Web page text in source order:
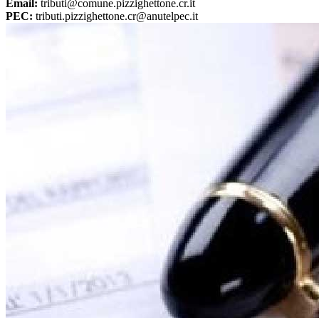
Email: tributi@comune.pizzighettone.cr.it
PEC: tributi.pizzighettone.cr@anutelpec.it